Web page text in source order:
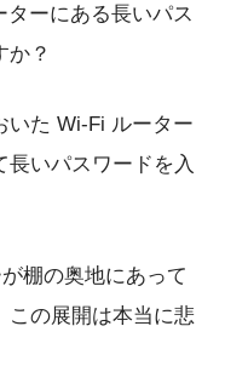
ーにある長いパス
か？
いた Wi-Fi ルーター
いパスワードを入
棚の奥地にあって
この展開は本当に悲